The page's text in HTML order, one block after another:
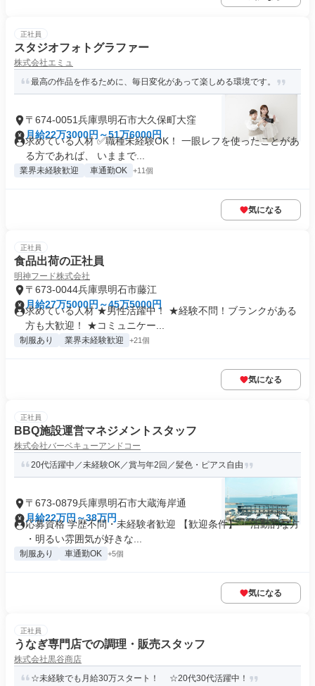
正社員
スタジオフォトグラファー
株式会社エミュ
最高の作品を作るために、毎日変化があって楽しめる環境です。
〒674-0051兵庫県明石市大久保町大窪
月給22万3000円～51万6000円
求めている人材 ✅職種未経験OK！ 一眼レフを使ったことがあ
る方であれば、 いままで...
業界未経験歓迎 車通勤OK +11個
気になる
正社員
食品出荷の正社員
明神フード株式会社
〒673-0044兵庫県明石市藤江
月給27万5000円～45万5000円
求めている人材 ★男性活躍中！ ★経験不問！ブランクがある
方も大歓迎！ ★コミュニケー...
制服あり 業界未経験歓迎 +21個
気になる
正社員
BBQ施設運営マネジメントスタッフ
株式会社バーベキューアンドコー
20代活躍中／未経験OK／賞与年2回／髪色・ピアス自由
〒673-0879兵庫県明石市大蔵海岸通
月給22万円～38万円
応募資格 学歴不問・未経験者歓迎 【歓迎条件】 ・活動的な方
・明るい雰囲気が好きな...
制服あり 車通勤OK +5個
気になる
正社員
うなぎ専門店での調理・販売スタッフ
株式会社黒谷商店
☆未経験でも月給30万スタート！ ☆20代30代活躍中！